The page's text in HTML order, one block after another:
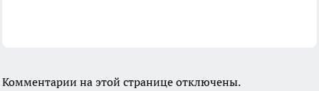
Комментарии на этой странице отключены.